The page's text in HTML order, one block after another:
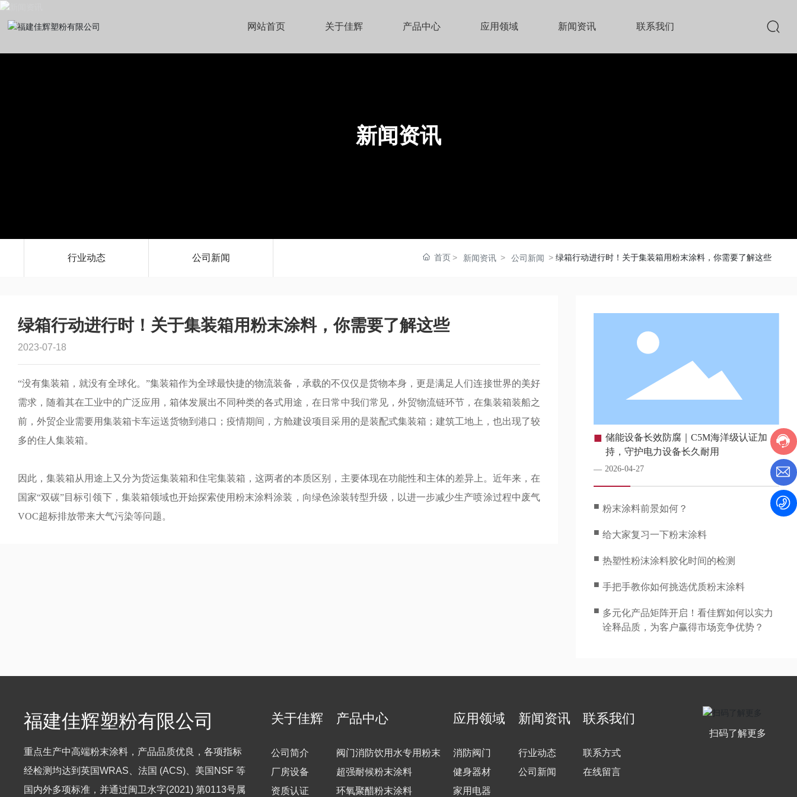
网站首页 关于佳辉 产品中心 应用领域 新闻资讯 联系我们
新闻资讯
行业动态 公司新闻 首页 新闻资讯 公司新闻 绿箱行动进行时！关于集装箱用粉末涂料，你需要了解这些
绿箱行动进行时！关于集装箱用粉末涂料，你需要了解这些
2023-07-18
“没有集装箱，就没有全球化。”集装箱作为全球最快捷的物流装备，承载的不仅仅是货物本身，更是满足人们连接世界的美好
需求，随着其在工业中的广泛应用，箱体发展出不同种类的各式用途，在日常中我们常见，外贸物流链环节，在集装箱装船之
前，外贸企业需要用集装箱卡车运送货物到港口；疫情期间，方舱建设项目采用的是装配式集装箱；建筑工地上，也出现了较
多的住人集装箱。
因此，集装箱从用途上又分为货运集装箱和住宅集装箱，这两者的本质区别，主要体现在功能性和主体的差异上。近年来，在
国家“双碳”目标引领下，集装箱领域也开始探索使用粉末涂料涂装，向绿色涂装转型升级，以进一步减少生产喷涂过程中废气
VOC超标排放带来大气污染等问题。
■ 储能设备长效防腐｜C5M海洋级认证加
持，守护电力设备长久耐用
— 2026-04-27
■ 粉末涂料前景如何？
■ 给大家复习一下粉末涂料
■ 热塑性粉沫涂料胶化时间的检测
■ 手把手教你如何挑选优质粉末涂料
■ 多元化产品矩阵开启！看佳辉如何以实力
诠释品质，为客户赢得市场竞争优势？
福建佳辉塑粉有限公司
重点生产中高端粉末涂料，产品品质优良，各项指标
经检测均达到英国WRAS、法国 (ACS)、美国NSF 等
国内外多项标准，并通过闽卫水字(2021) 第0113号属
关于佳辉
公司简介
厂房设备
资质认证
产品中心
阀门消防饮用水专用粉末
超强耐候粉末涂料
环氧聚醋粉末涂料
应用领域
消防阀门
健身器材
家用电器
新闻资讯
行业动态
公司新闻
联系我们
联系方式
在线留言
扫码了解更多